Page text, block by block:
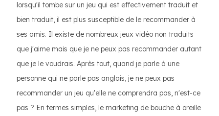
lorsqu'il tombe sur un jeu qui est effectivement traduit et
bien traduit, il est plus susceptible de le recommander à
ses amis. Il existe de nombreux jeux vidéo non traduits
que j'aime mais que je ne peux pas recommander autant
que je le voudrais. Après tout, quand je parle à une
personne qui ne parle pas anglais, je ne peux pas
recommander un jeu qu'elle ne comprendra pas, n'est-ce
pas ? En termes simples, le marketing de bouche à oreille